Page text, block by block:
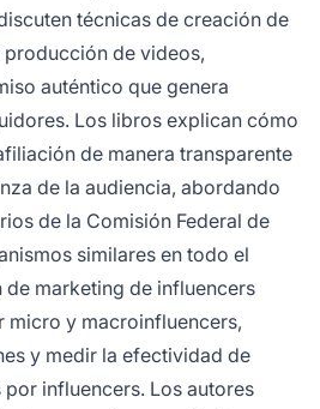
técnicas de creación de
de videos,
auténtico que genera
Los libros explican cómo
de manera transparente
de la audiencia, abordando
de la Comisión Federal de
similares en todo el
de marketing de influencers
y macroinfluencers,
y medir la efectividad de
influencers. Los autores